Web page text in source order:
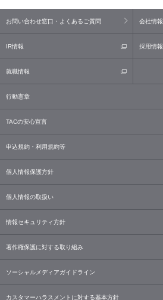
お問い合わせ窓口・よくあるご質問 会社情報
IR情報 採用情報
就職情報
行動憲章
TACの安心宣言
申込規約・利用規約等
個人情報保護方針
個人情報の取扱い
情報セキュリティ方針
著作権保護に対する取り組み
ソーシャルメディアガイドライン
カスタマーハラスメントに対する基本方針